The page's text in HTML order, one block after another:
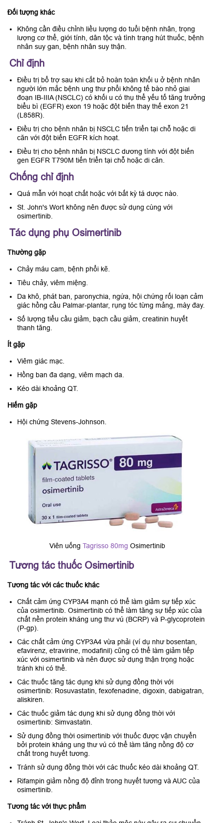
Đối tượng khác
Không cần điều chỉnh liều lượng do tuổi bệnh nhân, trọng
lượng cơ thể, giới tính, dân tộc và tình trạng hút thuốc, bệnh
nhân suy gan, bệnh nhân suy thận.
Chỉ định
Điều trị bổ trợ sau khi cắt bỏ hoàn toàn khối u ở bệnh nhân
người lớn mắc bệnh ung thư phổi không tế bào nhỏ giai
đoạn IB-IIIA (NSCLC) có khối u có thụ thể yếu tố tăng trưởng
biểu bì (EGFR) exon 19 hoặc đột biến thay thế exon 21
(L858R).
Điều trị cho bệnh nhân bị NSCLC tiến triển tại chỗ hoặc di
căn với đột biến EGFR kích hoạt.
Điều trị cho bệnh nhân bị NSCLC dương tính với đột biến
gen EGFR T790M tiến triển tại chỗ hoặc di căn.
Chống chỉ định
Quá mẫn với hoạt chất hoặc với bất kỳ tá dược nào.
St. John's Wort không nên được sử dụng cùng với
osimertinib.
Tác dụng phụ Osimertinib
Thường gặp
Chảy máu cam, bệnh phổi kẽ.
Tiêu chảy, viêm miệng.
Da khô, phát ban, paronychia, ngứa, hội chứng rối loạn cảm
giác hồng cầu Palmar-plantar, rụng tóc từng mảng, mày đay.
Số lượng tiểu cầu giảm, bạch cầu giảm, creatinin huyết
thanh tăng.
Ít gặp
Viêm giác mạc.
Hồng ban đa dạng, viêm mạch da.
Kéo dài khoảng QT.
Hiếm gặp
Hội chứng Stevens-Johnson.
Viên uốngTagrisso 80mg Osimertinib
Tương tác thuốc Osimertinib
Tương tác với các thuốc khác
Chất cảm ứng CYP3A4 mạnh có thể làm giảm sự tiếp xúc
của osimertinib. Osimertinib có thể làm tăng sự tiếp xúc của
chất nền protein kháng ung thư vú (BCRP) và P-glycoprotein
(P-gp).
Các chất cảm ứng CYP3A4 vừa phải (ví dụ như bosentan,
efavirenz, etravirine, modafinil) cũng có thể làm giảm tiếp
xúc với osimertinib và nên được sử dụng thận trọng hoặc
tránh khi có thể.
Các thuốc tăng tác dụng khi sử dụng đồng thời với
osimertinib: Rosuvastatin, fexofenadine, digoxin, dabigatran,
aliskiren.
Các thuốc giảm tác dụng khi sử dụng đồng thời với
osimertinib: Simvastatin.
Sử dụng đồng thời osimertinib với thuốc được vận chuyển
bởi protein kháng ung thư vú có thể làm tăng nồng độ cơ
chất trong huyết tương.
Tránh sử dụng đồng thời với các thuốc kéo dài khoảng QT.
Rifampin giảm nồng độ đỉnh trong huyết tương và AUC của
osimertinib.
Tương tác với thực phẩm